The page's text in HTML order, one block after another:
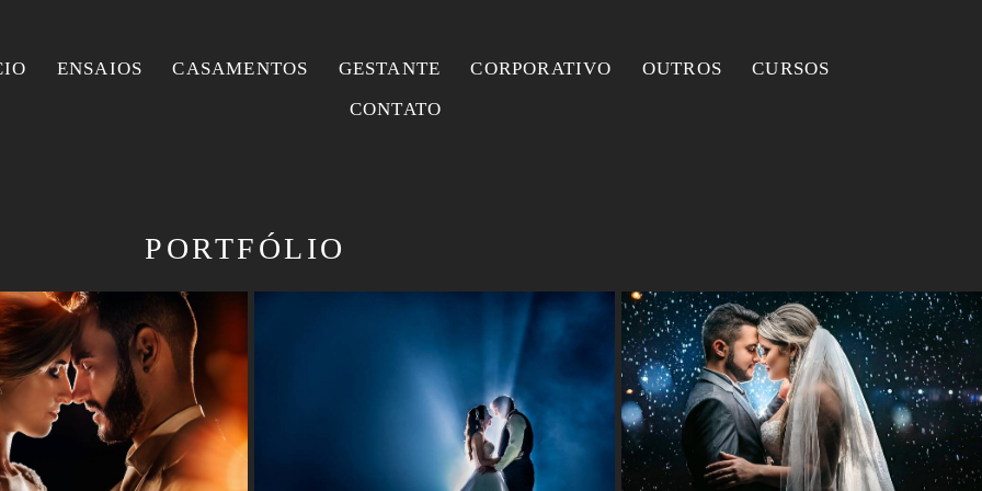
ENSAIOS CASAMENTOS GESTANTE CORPORATIVO OUTROS
CURSOS
CONTATO
PORTFÓLIO